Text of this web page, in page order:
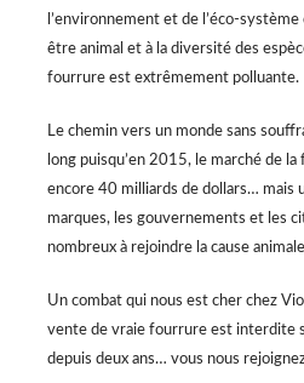
l’environnement et de l’éco-
être animal et à la diversité des
fourrure est extrêmement polluante.
Le chemin vers un monde sans
long puisqu’en 2015, le marché de
encore 40 milliards de dollars… mais
marques, les gouvernements et les
nombreux à rejoindre la cause
Un combat qui nous est cher chez
vente de vraie fourrure est interdite
depuis deux ans… vous nous